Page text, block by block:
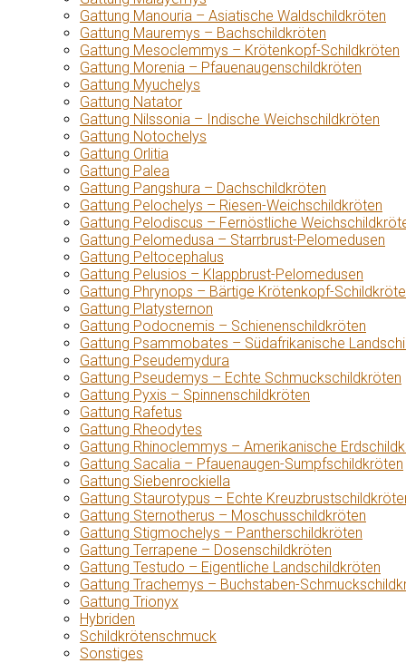
Gattung Manouria – Asiatische Waldschildkröten
Gattung Mauremys – Bachschildkröten
Gattung Mesoclemmys – Krötenkopf-Schildkröten
Gattung Morenia – Pfauenaugenschildkröten
Gattung Myuchelys
Gattung Natator
Gattung Nilssonia – Indische Weichschildkröten
Gattung Notochelys
Gattung Orlitia
Gattung Palea
Gattung Pangshura – Dachschildkröten
Gattung Pelochelys – Riesen-Weichschildkröten
Gattung Pelodiscus – Fernöstliche
Gattung Pelomedusa – Starrbrust-Pelomedusen
Gattung Peltocephalus
Gattung Pelusios – Klappbrust-Pelomedusen
Gattung Phrynops – Bärtige Krötenkopf-
Gattung Platysternon
Gattung Podocnemis – Schienenschildkröten
Gattung Psammobates – Südafrikanische
Gattung Pseudemydura
Gattung Pseudemys – Echte Schmuckschildkröten
Gattung Pyxis – Spinnenschildkröten
Gattung Rafetus
Gattung Rheodytes
Gattung Rhinoclemmys – Amerikanische
Gattung Sacalia – Pfauenaugen-Sumpfschildkröten
Gattung Siebenrockiella
Gattung Staurotypus – Echte
Gattung Sternotherus – Moschusschildkröten
Gattung Stigmochelys – Pantherschildkröten
Gattung Terrapene – Dosenschildkröten
Gattung Testudo – Eigentliche Landschildkröten
Gattung Trachemys – Buchstaben-
Gattung Trionyx
Hybriden
Schildkrötenschmuck
Sonstiges